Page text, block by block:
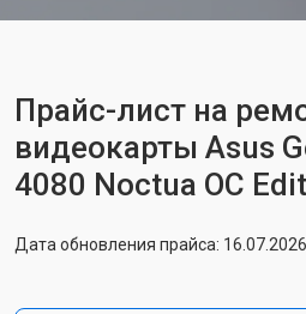
Прайс-лист на
видеокарты Asus
4080 Noctua OC
Дата обновления прайса: 16.07.2026